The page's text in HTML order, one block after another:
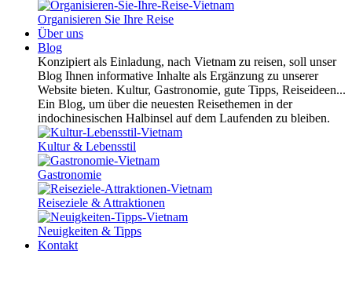
Organisieren Sie Ihre Reise
Über uns
Blog
Konzipiert als Einladung, nach Vietnam zu reisen, soll unser
Blog Ihnen informative Inhalte als Ergänzung zu unserer
Website bieten. Kultur, Gastronomie, gute Tipps, Reiseideen...
Ein Blog, um über die neuesten Reisethemen in der
indochinesischen Halbinsel auf dem Laufenden zu bleiben.
Kultur & Lebensstil
Gastronomie
Reiseziele & Attraktionen
Neuigkeiten & Tipps
Kontakt